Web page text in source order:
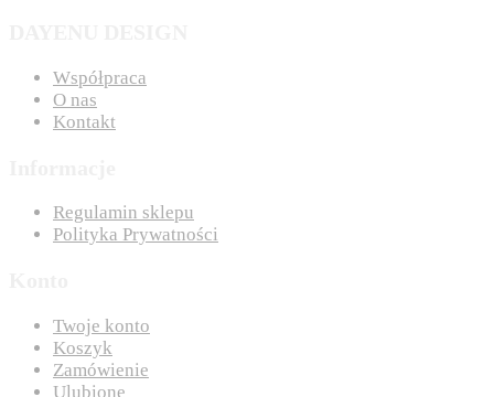
Współpraca
O nas
Kontakt
Regulamin sklepu
Polityka Prywatności
Twoje konto
Koszyk
Zamówienie
Ulubione